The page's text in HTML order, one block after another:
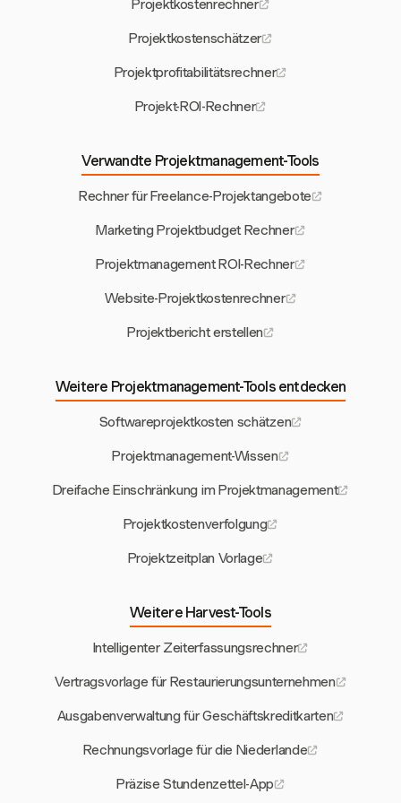
Projektkostenrechner
Projektkostenschätzer
Projektprofitabilitätsrechner
Projekt-ROI-Rechner
Verwandte Projektmanagement-Tools
Rechner für Freelance-Projektangebote
Marketing Projektbudget Rechner
Projektmanagement ROI-Rechner
Website-Projektkostenrechner
Projektbericht erstellen
Weitere Projektmanagement-Tools entdecken
Softwareprojektkosten schätzen
Projektmanagement-Wissen
Dreifache Einschränkung im Projektmanagement
Projektkostenverfolgung
Projektzeitplan Vorlage
Weitere Harvest-Tools
Intelligenter Zeiterfassungsrechner
Vertragsvorlage für Restaurierungsunternehmen
Ausgabenverwaltung für Geschäftskreditkarten
Rechnungsvorlage für die Niederlande
Präzise Stundenzettel-App